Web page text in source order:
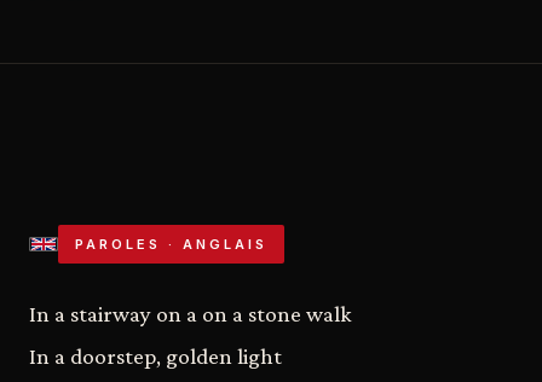
PAROLES · ANGLAIS
In a stairway on a on a stone walk
In a doorstep, golden light